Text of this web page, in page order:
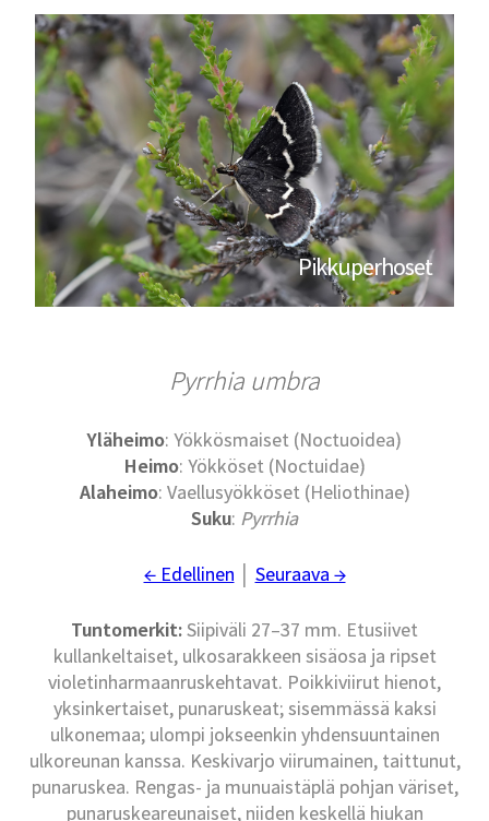
Pikkuperhoset
Pyrrhia umbra
Yläheimo: Yökkösmaiset (Noctuoidea)
Heimo: Yökköset (Noctuidae)
Alaheimo: Vaellusyökköset (Heliothinae)
Suku: Pyrrhia
← Edellinen Seuraava →
Tuntomerkit:Siipiväli 27–37 mm. Etusiivet
kullankeltaiset, ulkosarakkeen sisäosa ja ripset
violetinharmaanruskehtavat. Poikkiviirut hienot,
yksinkertaiset, punaruskeat; sisemmässä kaksi
ulkonemaa; ulompi jokseenkin yhdensuuntainen
ulkoreunan kanssa. Keskivarjo viirumainen, taittunut,
punaruskea. Rengas- ja munuaistäplä pohjan väriset,
punaruskeareunaiset, niiden keskellä hiukan